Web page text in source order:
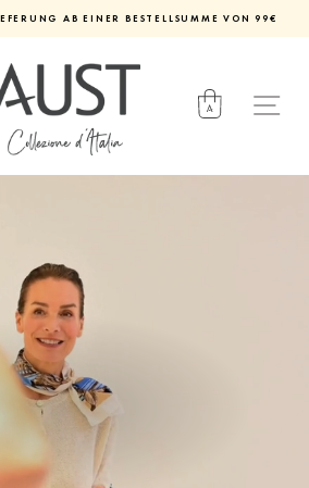
pausieren
AB EINER BESTELLSUMME VON 99€